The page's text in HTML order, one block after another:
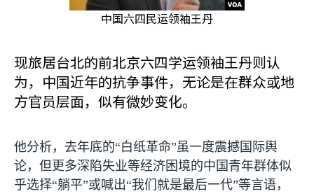
中国六四民运领袖王丹
现旅居台北的前北京六四学运领袖王丹则认
为，中国近年的抗争事件，无论是在群众或地
方官员层面，似有微妙变化。
他分析，去年底的“白纸革命”虽一度震撼国际舆
论，但更多深陷失业等经济困境的中国青年群体似
乎选择“躺平”或喊出“我们就是最后一代”等言语，